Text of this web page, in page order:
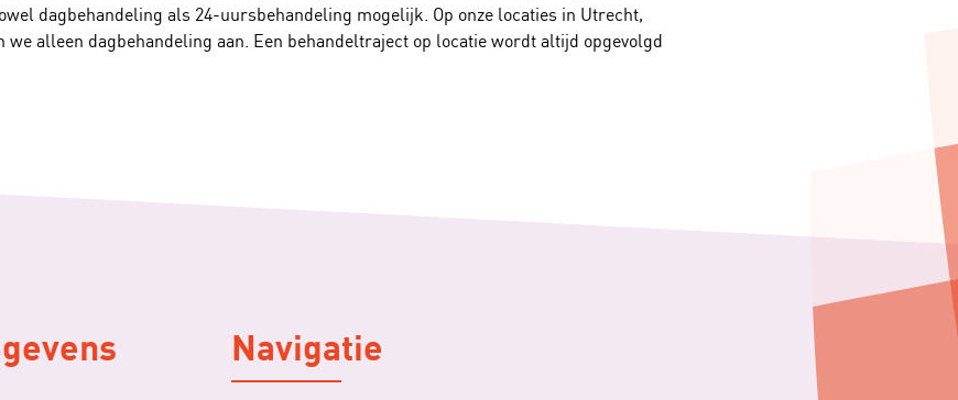
dagbehandeling als 24-uursbehandeling mogelijk. Op onze locaties in Utrecht,
alleen dagbehandeling aan. Een behandeltraject op locatie wordt altijd opgevolgd
Navigatie